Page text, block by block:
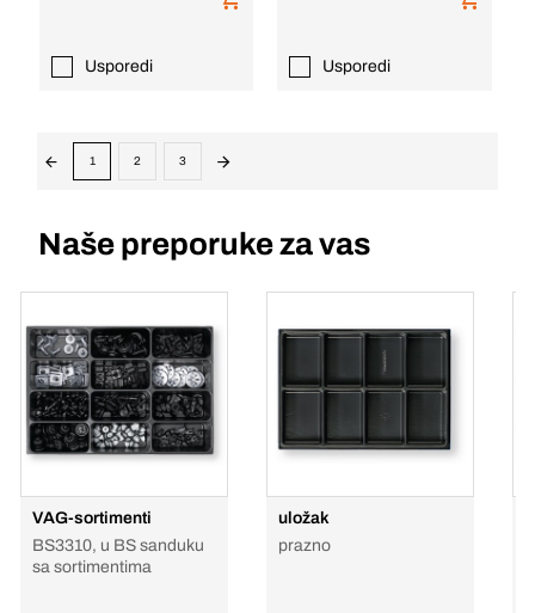
Usporedi Usporedi
1 2 3
Naše preporuke za vas
VAG-sortimenti
BS3310, u BS sanduku
sa sortimentima
uložak
prazno